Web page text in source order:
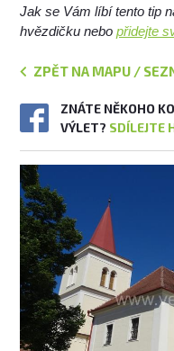
Jak se Vám líbí tento tip
hvězdičku nebopřidejte
ZPĚT NA MAPU /
ZNÁTE NĚKOHO
VÝLET? SDÍLEJTE